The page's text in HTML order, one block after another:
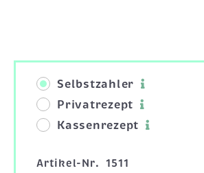
Selbstzahler
Privatrezept
Kassenrezept
Artikel-Nr.
1511